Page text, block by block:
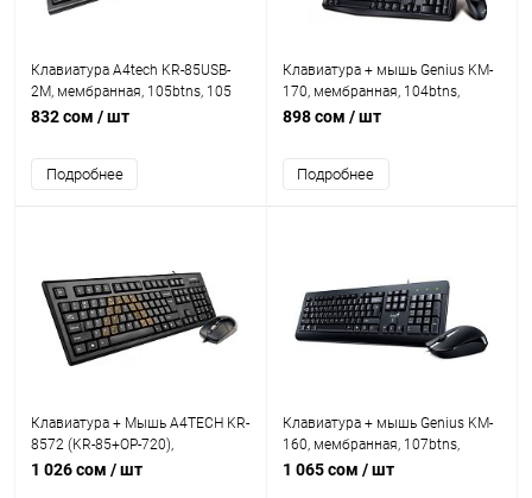
Клавиатура A4tech KR-85USB-
2M, мембранная, 105btns, 105
клавиш, 2м, USB, Анг/Рус,
832 сом / шт
Подробнее
Клавиатура + мышь Genius KM-
170, мембранная, 104btns,
1000dpi, 3btns, USB, 1.5 м,
898 сом / шт
Подробнее
Клавиатура + Мышь A4TECH KR-
8572 (KR-85+OP-720),
мембранная, 104btns, 1200dpi,
1 026 сом / шт
Клавиатура + мышь Genius KM-
160, мембранная, 107btns,
1000dpi, 3btns, USB, 1.5 м,
1 065 сом / шт